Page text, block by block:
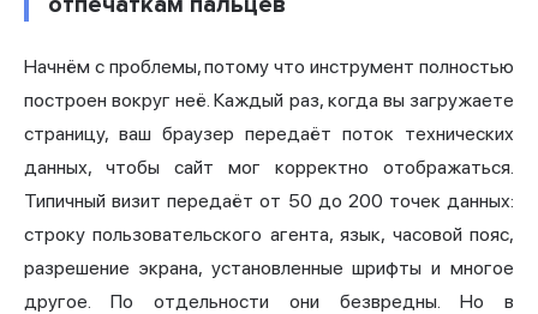
Начнём с проблемы, потому что инструмент полностью
построен вокруг неё. Каждый раз, когда вы загружаете
страницу, ваш браузер передаёт поток технических
данных, чтобы сайт мог корректно отображаться.
Типичный визит передаёт от 50 до 200 точек данных:
строку пользовательского агента, язык, часовой пояс,
разрешение экрана, установленные шрифты и многое
другое. По отдельности они безвредны. Но в